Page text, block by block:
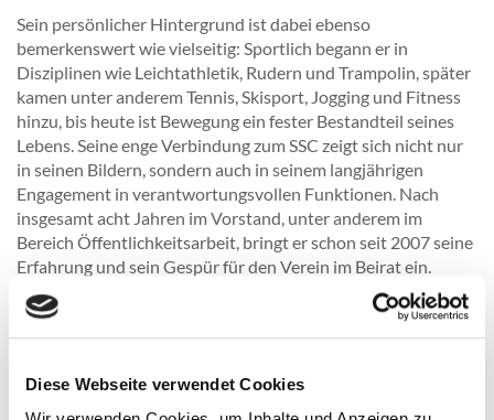
Diese Webseite verwendet Cookies
Sein persönlicher Hintergrund ist dabei ebenso
bemerkenswert wie vielseitig: Sportlich begann er in
Disziplinen wie Leichtathletik, Rudern und Trampolin, später
kamen unter anderem Tennis, Skisport, Jogging und Fitness
hinzu, bis heute ist Bewegung ein fester Bestandteil seines
Lebens. Seine enge Verbindung zum SSC zeigt sich nicht nur
in seinen Bildern, sondern auch in seinem langjährigen
Engagement in verantwortungsvollen Funktionen. Nach
insgesamt acht Jahren im Vorstand, unter anderem im
Bereich Öffentlichkeitsarbeit, bringt er schon seit 2007 seine
Erfahrung und sein Gespür für den Verein im Beirat ein.
Heute, mit 89 Jahren, beeindruckt er weiterhin durch eine
außergewöhnliche Präsenz und Energie: Mehrmals pro
Veranstaltungen mit seiner Kamera vor Ort, stets
aufmerksam, zuverlässig und mit einem untrüglichen Gespür